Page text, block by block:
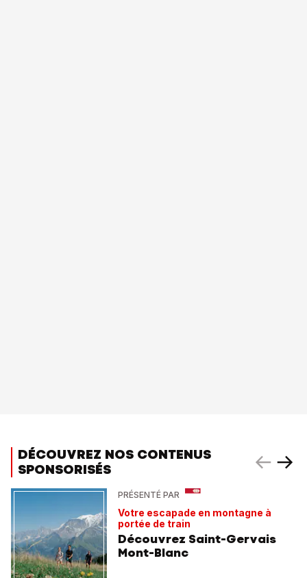
DÉCOUVREZ NOS CONTENUS
SPONSORISÉS
PRÉSENTÉ PAR
Votre escapade en montagne à
portée de train
Découvrez Saint-Gervais
Mont-Blanc